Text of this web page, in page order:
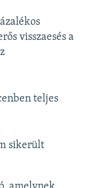
visszaesés a
teljes
sikerült